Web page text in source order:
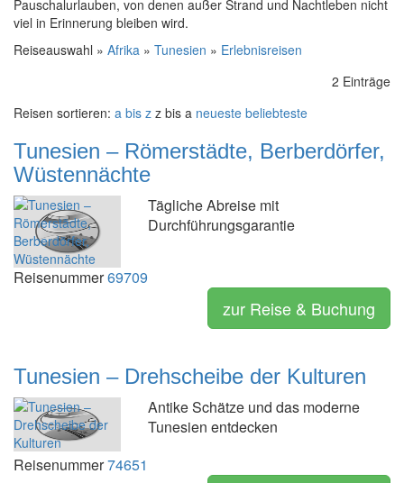
Pauschalurlauben, von denen außer Strand und Nachtleben nicht
viel in Erinnerung bleiben wird.
Reiseauswahl » Afrika » Tunesien » Erlebnisreisen
2 Einträge
Reisen sortieren: a bis z z bis a neueste beliebteste
Tunesien – Römerstädte, Berberdörfer,
Wüstennächte
Tägliche Abreise mit
Durchführungsgarantie
Reisenummer69709
zur Reise & Buchung
Tunesien – Drehscheibe der Kulturen
Antike Schätze und das moderne
Tunesien entdecken
Reisenummer74651